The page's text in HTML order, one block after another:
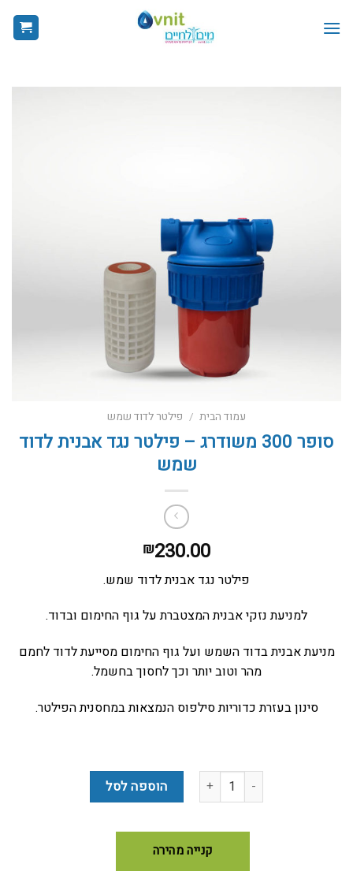
עמוד הבית / פילטר לדוד שמש
סופר 300 משודרג – פילטר נגד אבנית לדוד
שמש
₪230.00
פילטר נגד אבנית לדוד שמש.
למניעת נזקי אבנית המצטברת על גוף החימום ובדוד.
מניעת אבנית בדוד השמש ועל גוף החימום מסייעת לדוד לחמם
מהר וטוב יותר וכך לחסוך בחשמל.
סינון בעזרת כדוריות סילפוס הנמצאות במחסנית הפילטר.
כמות של סופר 300 משודרג - פילטר נגד אבנית לדוד שמש הוספה לסל
קנייה מהירה